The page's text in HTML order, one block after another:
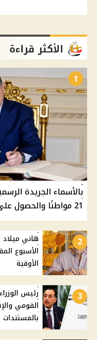
الأكثر قراءة
1
بالأسماء الجريدة
21 مواطنًا والحصول على الجنسية الأجنبية
2
هاني
الأسبوع
الأوقية
3
رئيس
القومي
بالمستندات